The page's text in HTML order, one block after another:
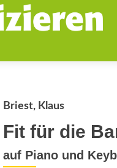
Briest, Klaus
Fit für die
auf Piano und